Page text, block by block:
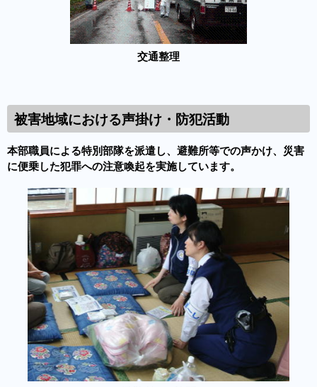
交通整理
被害地域における声掛け・防犯活動
本部職員による特別部隊を派遣し、避難所等での声かけ、災害
に便乗した犯罪への注意喚起を実施しています。